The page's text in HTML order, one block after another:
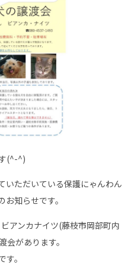
(^-^)
いただいている保護にゃんわん
知らせです。
アンカナイツ(藤枝市岡部町内
があります。
。